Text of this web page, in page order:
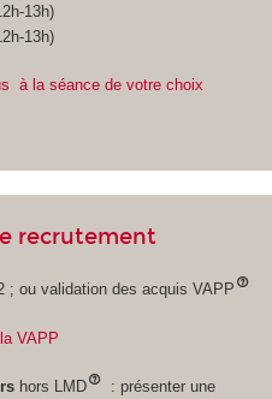
13h)
13h)
à la séance de votre choix
recrutement
; ou validation des acquis VAPP
VAPP
hors LMD
: présenter une